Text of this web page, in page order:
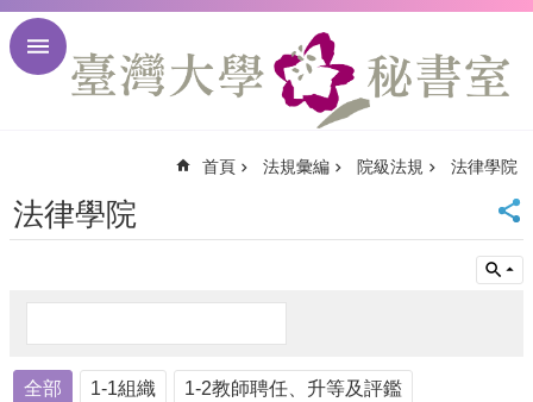
跳到主要內容區塊
首
頁
首
大
首頁 法規彙編 院級法規 法律學院
法律學院
全部 1-1組織 1-2教師聘任、升等及評鑑